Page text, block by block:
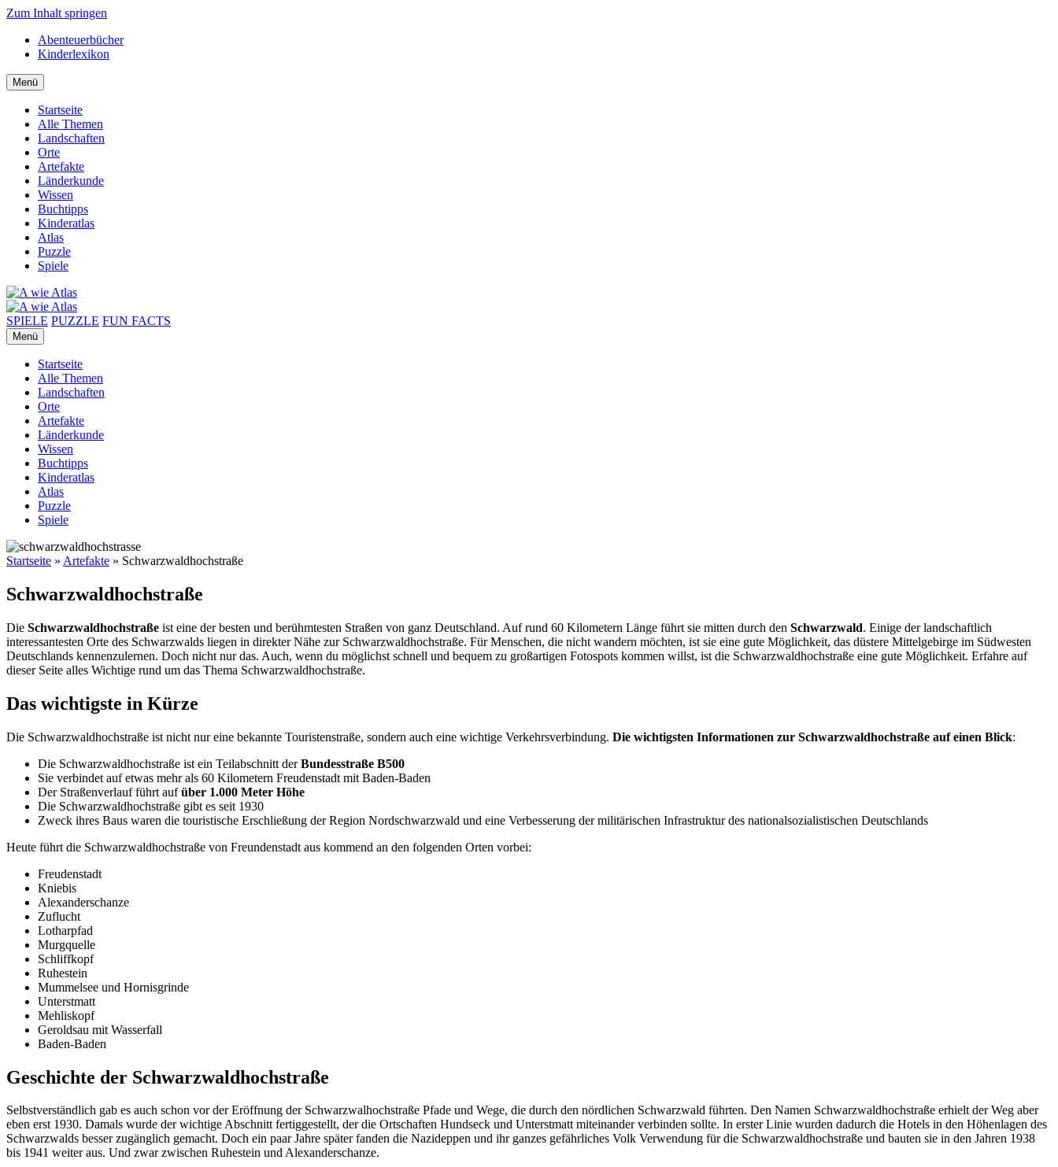
Zum Inhalt springen
Abenteuerbücher
Kinderlexikon
Menü
Startseite
Alle Themen
Landschaften
Orte
Artefakte
Länderkunde
Wissen
Buchtipps
Kinderatlas
Atlas
Puzzle
Spiele
SPIELE PUZZLE FUN FACTS
Menü
Startseite
Alle Themen
Landschaften
Orte
Artefakte
Länderkunde
Wissen
Buchtipps
Kinderatlas
Atlas
Puzzle
Spiele
Startseite » Artefakte » Schwarzwaldhochstraße
Schwarzwaldhochstraße
Die Schwarzwaldhochstraße ist eine der besten und berühmtesten Straßen von ganz Deutschland. Auf rund 60 Kilometern Länge führt sie mitten durch den Schwarzwald. Einige der landschaftlich
interessantesten Orte des Schwarzwalds liegen in direkter Nähe zur Schwarzwaldhochstraße. Für Menschen, die nicht wandern möchten, ist sie eine gute Möglichkeit, das düstere Mittelgebirge im Südwesten
Deutschlands kennenzulernen. Doch nicht nur das. Auch, wenn du möglichst schnell und bequem zu großartigen Fotospots kommen willst, ist die Schwarzwaldhochstraße eine gute Möglichkeit. Erfahre auf
dieser Seite alles Wichtige rund um das Thema Schwarzwaldhochstraße.
Das wichtigste in Kürze
Die Schwarzwaldhochstraße ist nicht nur eine bekannte Touristenstraße, sondern auch eine wichtige Verkehrsverbindung. Die wichtigsten Informationen zur Schwarzwaldhochstraße auf einen Blick:
Die Schwarzwaldhochstraße ist ein Teilabschnitt derBundesstraße B500
Sie verbindet auf etwas mehr als 60 Kilometern Freudenstadt mit Baden-Baden
Der Straßenverlauf führt aufüber 1.000 Meter Höhe
Die Schwarzwaldhochstraße gibt es seit 1930
Zweck ihres Baus waren die touristische Erschließung der Region Nordschwarzwald und eine Verbesserung der militärischen Infrastruktur des nationalsozialistischen Deutschlands
Heute führt die Schwarzwaldhochstraße von Freundenstadt aus kommend an den folgenden Orten vorbei:
Freudenstadt
Kniebis
Alexanderschanze
Zuflucht
Lotharpfad
Murgquelle
Schliffkopf
Ruhestein
Mummelsee und Hornisgrinde
Unterstmatt
Mehliskopf
Geroldsau mit Wasserfall
Baden-Baden
Geschichte der Schwarzwaldhochstraße
Selbstverständlich gab es auch schon vor der Eröffnung der Schwarzwalhochstraße Pfade und Wege, die durch den nördlichen Schwarzwald führten. Den Namen Schwarzwaldhochstraße erhielt der Weg aber
eben erst 1930. Damals wurde der wichtige Abschnitt fertiggestellt, der die Ortschaften Hundseck und Unterstmatt miteinander verbinden sollte. In erster Linie wurden dadurch die Hotels in den Höhenlagen des
Schwarzwalds besser zugänglich gemacht. Doch ein paar Jahre später fanden die Nazideppen und ihr ganzes gefährliches Volk Verwendung für die Schwarzwaldhochstraße und bauten sie in den Jahren 1938
bis 1941 weiter aus. Und zwar zwischen Ruhestein und Alexanderschanze.